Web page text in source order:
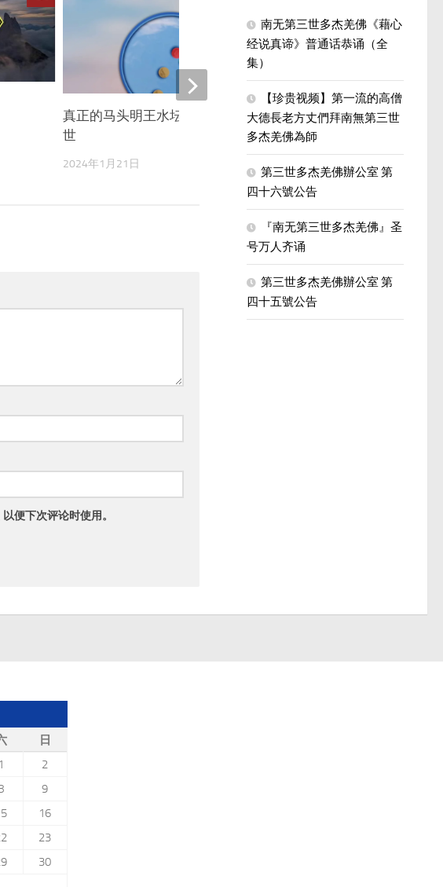
真正的马头明王水坛珠卦法重现於
世
2024年1月21日
走近南无羌佛（上）
2024年1月4日
便下次评论时使用。
南无第三世多杰羌佛《藉心
经说真谛》普通话恭诵（全
集）
【珍贵视频】第一流的高僧
大德長老方丈們拜南無第三世
多杰羌佛為師
第三世多杰羌佛辦公室 第
四十六號公告
『南无第三世多杰羌佛』圣
号万人齐诵
第三世多杰羌佛辦公室 第
四十五號公告
日
1
2
9
16
23
30